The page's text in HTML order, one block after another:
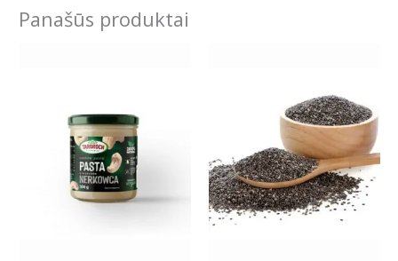
Panašūs produktai
through
18.99€
multiple
variants.
The
options
may
be